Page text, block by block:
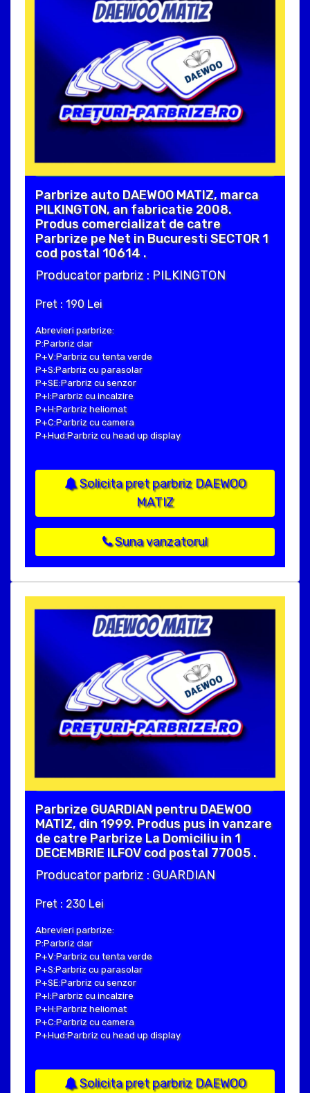
Parbrize auto DAEWOO MATIZ, marca
PILKINGTON, an fabricatie 2008.
Produs comercializat de catre
Parbrize pe Net in Bucuresti SECTOR 1
cod postal 10614 .
Producator parbriz : PILKINGTON
Pret : 190 Lei
Abrevieri parbrize:
P:Parbriz clar
P+V:Parbriz cu tenta verde
P+S:Parbriz cu parasolar
P+SE:Parbriz cu senzor
P+I:Parbriz cu incalzire
P+H:Parbriz heliomat
P+C:Parbriz cu camera
P+Hud:Parbriz cu head up display
Solicita pret parbriz DAEWOO
MATIZ
Suna vanzatorul
Parbrize GUARDIAN pentru DAEWOO
MATIZ, din 1999. Produs pus in vanzare
de catre Parbrize La Domiciliu in 1
DECEMBRIE ILFOV cod postal 77005 .
Producator parbriz : GUARDIAN
Pret : 230 Lei
Abrevieri parbrize:
P:Parbriz clar
P+V:Parbriz cu tenta verde
P+S:Parbriz cu parasolar
P+SE:Parbriz cu senzor
P+I:Parbriz cu incalzire
P+H:Parbriz heliomat
P+C:Parbriz cu camera
P+Hud:Parbriz cu head up display
Solicita pret parbriz DAEWOO